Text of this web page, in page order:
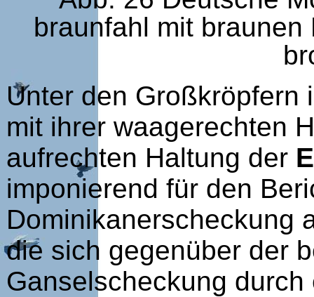
braunfahl mit
Unter den
mit ihrer waagerechten
aufrechten Haltung der
imponierend für den
Dominikanerscheckung
die sich gegenüber der
Ganselscheckung